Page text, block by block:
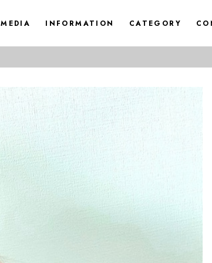
MEDIA INFORMATION CATEGORY